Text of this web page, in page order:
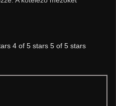
4 of 5 stars 5 of 5 stars